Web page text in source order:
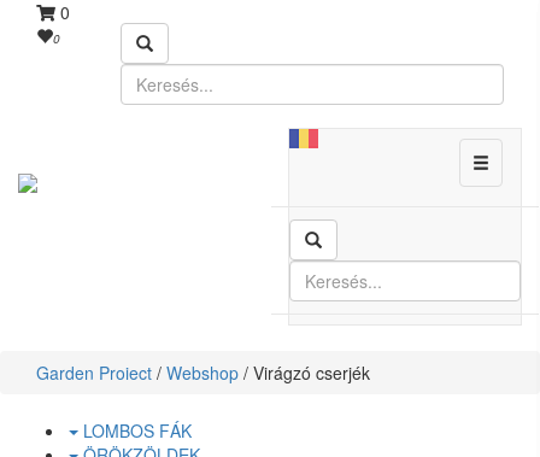
0
0
Toggle
Garden Proiect / Webshop / Virágzó cserjék
LOMBOS FÁK